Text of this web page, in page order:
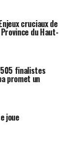
cruciaux de
du Haut-
finalistes
promet un
joue